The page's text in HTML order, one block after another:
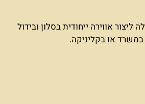
ליצור אווירה ייחודית בסלון ובידול
במשרד או בקליניקה.